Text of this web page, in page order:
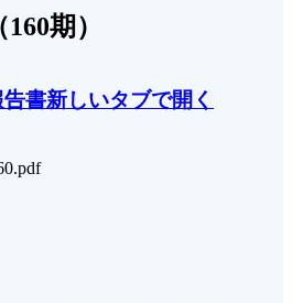
期）
告書新しいタブで開く